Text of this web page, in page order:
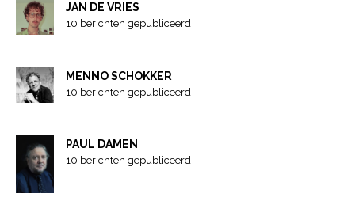
JAN DE VRIES
10 berichten gepubliceerd
MENNO SCHOKKER
10 berichten gepubliceerd
PAUL DAMEN
10 berichten gepubliceerd